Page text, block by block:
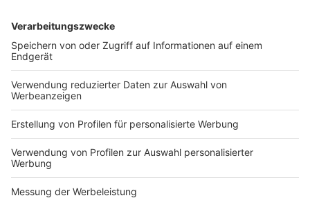
Körperreinigungszeiten gehören zur
vergütungspflichtigen Arbeitszeit, wenn sich der
Arbeitnehmer bei seiner geschuldeten Arbeitsleistung
so sehr verschmutzt, dass ihm ein Anlegen der
Privatkleidung, das Verlassen des Betriebs und der Weg
nach Hause ohne eine vorherige Reinigung des Körpers
im Betrieb nicht zugemutet werden kann.
(Amtlicher Leitsatz)